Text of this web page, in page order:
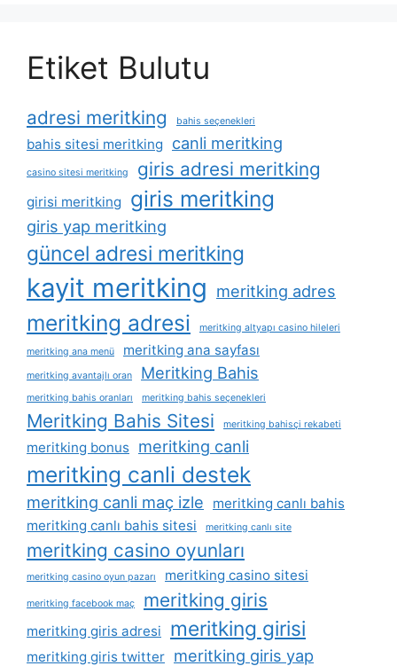
Etiket Bulutu
adresi meritking bahis seçenekleri
bahis sitesi meritking canli meritking
casino sitesi meritking giris adresi meritking
girisi meritking giris meritking
giris yap meritking
güncel adresi meritking
kayit meritking meritking adres
meritking adresi meritking altyapı casino hileleri
meritking ana menü meritking ana sayfası
meritking avantajlı oran Meritking Bahis
meritking bahis oranları meritking bahis seçenekleri
Meritking Bahis Sitesi meritking bahisçi rekabeti
meritking bonus meritking canli
meritking canli destek
meritking canli maç izle
meritking canlı bahis
meritking canlı bahis sitesi
meritking canlı site
meritking casino oyunları
meritking casino oyun pazarı meritking casino sitesi
meritking facebook maç meritking giris
meritking giris adresi meritking girisi
meritking giris twitter meritking giris yap